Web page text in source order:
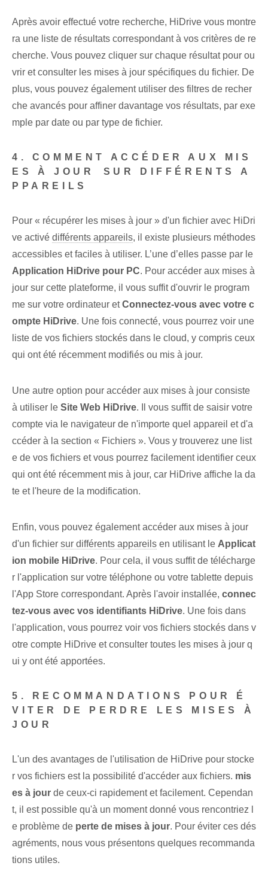
Après avoir effectué votre recherche, HiDrive vous montre
ra une liste de résultats correspondant à vos critères de re
cherche. Vous pouvez cliquer sur chaque résultat pour ou
vrir et consulter les mises à jour spécifiques du fichier. De
plus, vous pouvez également utiliser des filtres de recher
che avancés pour affiner davantage vos résultats, par exe
mple par date ou par type de fichier.
4. COMMENT ACCÉDER AUX MIS
ES À JOUR⁢ SUR DIFFÉRENTS A
PPAREILS
Pour « récupérer les mises à jour » d'un fichier avec HiDri
ve activé différents appareils, ⁤il existe plusieurs méthodes
accessibles et faciles à utiliser.⁢ L’une d’elles passe par le
Application HiDrive pour PC. Pour accéder aux mises à
jour sur cette plateforme, il vous suffit d'ouvrir le program
me sur votre ordinateur etConnectez-vous avec votre c
ompte HiDrive. ⁣Une fois connecté, vous pourrez voir une
liste de vos fichiers stockés dans le cloud, y compris ceux
qui ont été récemment modifiés ou mis à jour.
Une autre option pour accéder aux mises à jour consiste
à utiliser le Site Web HiDrive. Il vous suffit de saisir votre
compte via le navigateur de n'importe quel appareil et d'a
ccéder à la section « Fichiers ». Vous y trouverez une list
e de vos fichiers et vous pourrez facilement identifier ceux
qui ont été récemment mis à jour, car HiDrive affiche la da
te et l'heure de la modification.
Enfin,⁢ vous pouvez également accéder⁣ aux mises à jour
d'⁢un‌ fichier sur différents appareils en utilisant le Applicat
ion mobile HiDrive. Pour cela, il vous suffit de télécharge
r l'application sur votre téléphone ou votre tablette depuis
l'App Store correspondant. Après l'avoir installée, connec
tez-vous avec vos identifiants HiDrive. Une fois dans
l'application, vous pourrez voir vos fichiers stockés dans v
otre compte HiDrive et consulter toutes les mises à jour q
ui y ont été apportées.
5. RECOMMANDATIONS POUR É
VITER DE PERDRE LES MISES À
JOUR
L'un des avantages de l'utilisation de HiDrive pour stocke
r vos fichiers est la possibilité d'accéder aux fichiers. mis
es à jour de ceux-ci rapidement et facilement. Cependan
t, il est possible qu'à un moment donné vous rencontriez l
e problème de perte de mises à jour.​ Pour éviter ces dés
agréments, nous vous présentons ⁣quelques ⁢recommanda
tions utiles.